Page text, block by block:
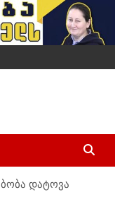
დატოვა